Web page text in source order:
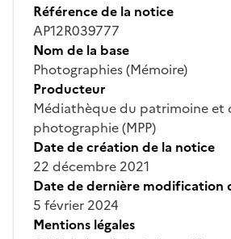
Référence de la notice
AP12R039777
Nom de la base
Photographies (Mémoire)
Producteur
Médiathèque du patrimoine et
photographie (MPP)
Date de création de la notice
22 décembre 2021
Date de dernière modification
5 février 2024
Mentions légales